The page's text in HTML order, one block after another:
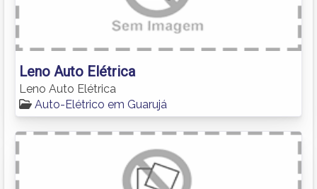
Leno Auto Elétrica
Leno Auto Elétrica
Auto-Elétrico em Guarujá